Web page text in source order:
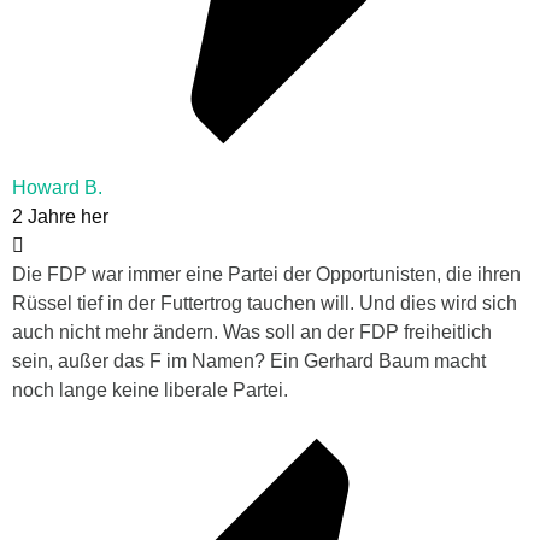
Howard B.
2 Jahre her
Die FDP war immer eine Partei der Opportunisten, die ihren
Rüssel tief in der Futtertrog tauchen will. Und dies wird sich
auch nicht mehr ändern. Was soll an der FDP freiheitlich
sein, außer das F im Namen? Ein Gerhard Baum macht
noch lange keine liberale Partei.